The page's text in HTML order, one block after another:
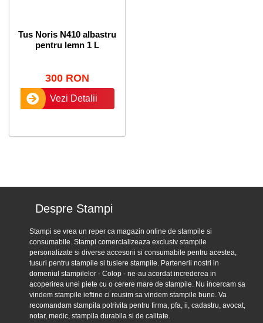
Tus Noris N410 albastru
pentru lemn 1 L
300 RON
Vezi Detalii
Despre Stampi
Stampi se vrea un reper ca magazin online de stampile si
consumabile. Stampi comercializeaza exclusiv stampile
personalizate si diverse accesorii si consumabile pentru acestea,
tusuri pentru stampile si tusiere stampile. Partenerii nostri in
domeniul stampilelor - Colop - ne-au acordat increderea in
acoperirea unei piete cu o cerere mare de stampile. Nu incercam sa
vindem stampile ieftine ci reusim sa vindem stampile bune. Va
recomandam stampila potrivita pentru firma, pfa, ii, cadastru, avocat,
notar, medic, stampila durabila si de calitate.